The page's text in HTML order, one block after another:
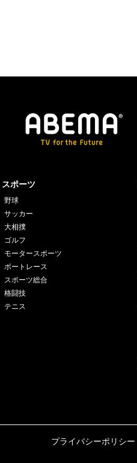
スポーツ
野球
サッカー
大相撲
ゴルフ
モータースポーツ
ボートレース
スポーツ総合
格闘技
テニス
プライバシーポリシー